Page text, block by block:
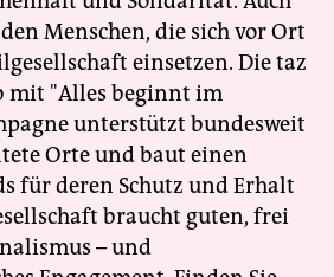
Menschen, die sich vor Ort
einsetzen. Die taz
mit "Alles beginnt im
unterstützt bundesweit
Orte und baut einen
für deren Schutz und Erhalt
braucht guten, frei
– und